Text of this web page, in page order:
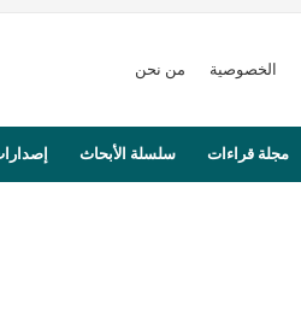
الخصوصية من نحن
مجلة قراءات سلسلة الأبحاث